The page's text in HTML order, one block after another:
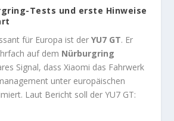
Tests und erste Hinweise
für Europa ist der YU7 GT. Er
auf dem Nürburgring
Signal, dass Xiaomi das Fahrwerk
unter europäischen
Laut Bericht soll der YU7 GT: